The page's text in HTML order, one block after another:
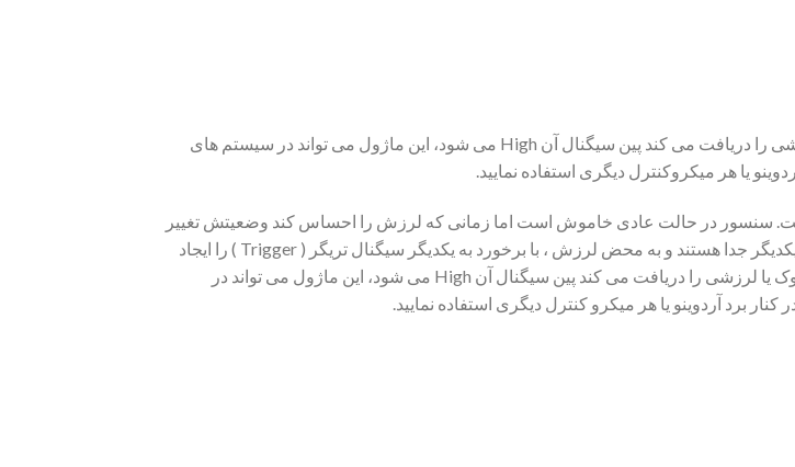
این ماژول یک سنسور حساس به شوک یا لرزش است که وقتی شوک یا لرزشی را دریافت می کند پین سیگنال آن High می شود، این ماژول می تواند در سیستم های
یا هر میکروکنترل دیگری استفاده نمایید.
سنسور در حالت عادی خاموش است اما زمانی که لرزش را احساس کند وضعیتش تغییر
می کند. درون سنسور فنر و توپ های فلزی وجود دارد که در حالت عادی از یکدیگر جدا هستند و به محض لرزش ، با برخورد به یکدیگر سیگنال تریگر ( Trigger ) را ایجاد
می کنند . این ماژول یک سنسور حساس به شوک یا لرزش است که وقتی شوک یا لرزشی را دریافت می کند پین سیگنال آن High می شود، این ماژول می تواند در
برد آردوینو یا هر میکرو کنترل دیگری استفاده نمایید.